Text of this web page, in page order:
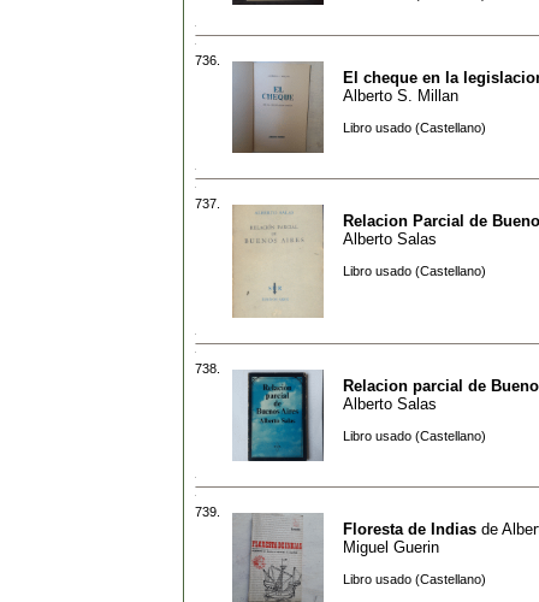
736.
El cheque en la
Alberto S. Millan
Libro usado (Castellano)
737.
Relacion Parcial de
Alberto Salas
Libro usado (Castellano)
738.
Relacion parcial de
Alberto Salas
Libro usado (Castellano)
739.
Floresta de Indias de
Miguel Guerin
Libro usado (Castellano)